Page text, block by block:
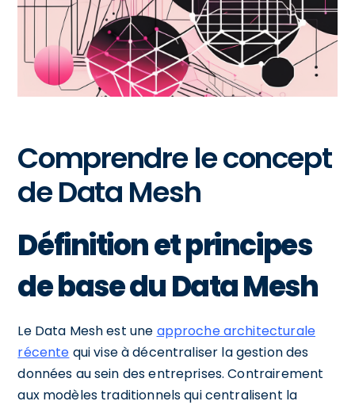
Comprendre le concept
de Data Mesh
Définition et principes
de base du Data Mesh
Le Data Mesh est une approche architecturale
récente qui vise à décentraliser la gestion des
données au sein des entreprises. Contrairement
aux modèles traditionnels qui centralisent la